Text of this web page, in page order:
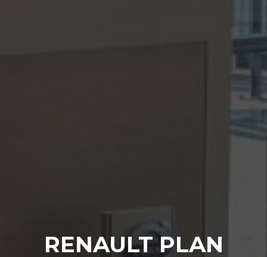
RENAULT PLAN